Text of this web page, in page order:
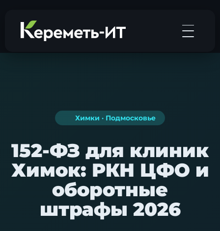
Химки · Подмосковье
152-ФЗ для клиник
Химок: РКН ЦФО и
оборотные
штрафы 2026